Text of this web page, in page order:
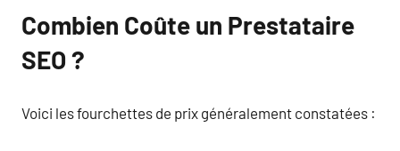
Combien Coûte un Prestataire
SEO ?
Voici les fourchettes de prix généralement constatées :